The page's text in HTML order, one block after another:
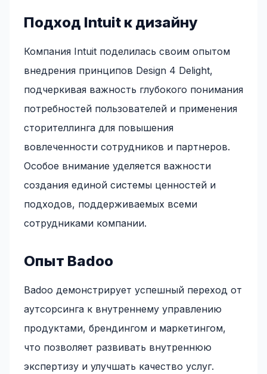
Подход Intuit к дизайну
Компания Intuit поделилась своим опытом
внедрения принципов Design 4 Delight,
подчеркивая важность глубокого понимания
потребностей пользователей и применения
сторителлинга для повышения
вовлеченности сотрудников и партнеров.
Особое внимание уделяется важности
создания единой системы ценностей и
подходов, поддерживаемых всеми
сотрудниками компании.
Опыт Badoo
Badoo демонстрирует успешный переход от
аутсорсинга к внутреннему управлению
продуктами, брендингом и маркетингом,
что позволяет развивать внутреннюю
экспертизу и улучшать качество услуг.